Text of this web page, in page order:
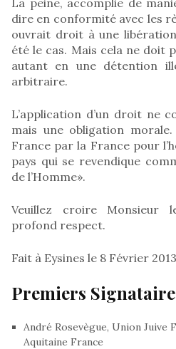
dire en conformité avec les
ouvrait droit à une libération
été le cas. Mais cela ne doit
autant en une détention
arbitraire.
L’application d’un droit ne
mais une obligation
France par la France pour
pays qui se revendique
de l’Homme».
Veuillez croire Monsieur
profond respect.
Fait à Eysines le 8 Février 2013
Premiers
André Rosevègue, Union Juive
Aquitaine France